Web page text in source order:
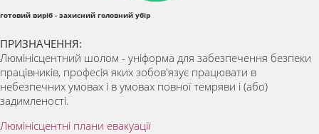
готовий виріб - захисний головний убір
ПРИЗНАЧЕННЯ:
Люмінісцентний шолом - уніформа для забезпечення безпеки
працівників, професія яких зобов'язує працювати в
небезпечних умовах і в умовах повної темряви і (або)
задимленості.
Люмінісцентні плани евакуації